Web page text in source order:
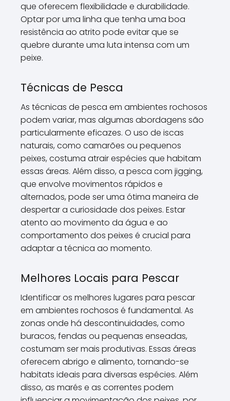
que oferecem flexibilidade e durabilidade.
Optar por uma linha que tenha uma boa
resistência ao atrito pode evitar que se
quebre durante uma luta intensa com um
peixe.
Técnicas de Pesca
As técnicas de pesca em ambientes rochosos
podem variar, mas algumas abordagens são
particularmente eficazes. O uso de iscas
naturais, como camarões ou pequenos
peixes, costuma atrair espécies que habitam
essas áreas. Além disso, a pesca com jigging,
que envolve movimentos rápidos e
alternados, pode ser uma ótima maneira de
despertar a curiosidade dos peixes. Estar
atento ao movimento da água e ao
comportamento dos peixes é crucial para
adaptar a técnica ao momento.
Melhores Locais para Pescar
Identificar os melhores lugares para pescar
em ambientes rochosos é fundamental. As
zonas onde há descontinuidades, como
buracos, fendas ou pequenas enseadas,
costumam ser mais produtivas. Essas áreas
oferecem abrigo e alimento, tornando-se
habitats ideais para diversas espécies. Além
disso, as marés e as correntes podem